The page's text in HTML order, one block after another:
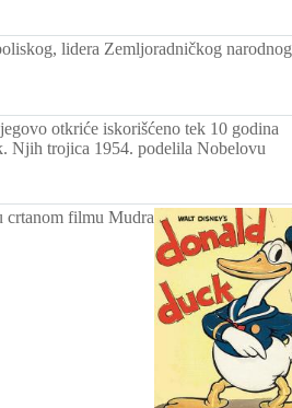
lidera Zemljoradničkog narodnog
otkriće iskorišćeno tek 10 godina
Njih trojica 1954. podelila Nobelovu
crtanom filmu Mudra